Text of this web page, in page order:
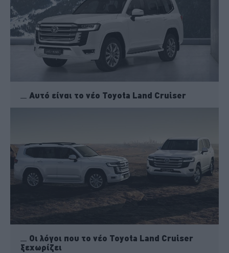
Αυτό είναι το νέο Toyota Land Cruiser
Οι λόγοι που το νέο Toyota Land Cruiser
ξεχωρίζει